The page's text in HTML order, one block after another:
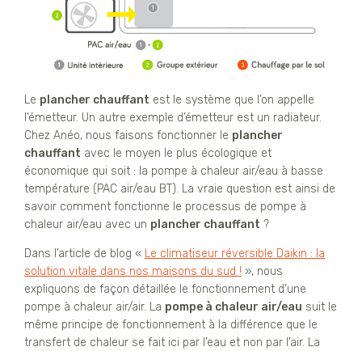
Le plancher chauffant est le système que l’on appelle
l’émetteur. Un autre exemple d’émetteur est un radiateur.
Chez Anéo, nous faisons fonctionner le plancher
chauffant avec le moyen le plus écologique et
économique qui soit : la pompe à chaleur air/eau à basse
température (PAC air/eau BT). La vraie question est ainsi de
savoir comment fonctionne le processus de pompe à
chaleur air/eau avec un plancher chauffant ?
Dans l’article de blog « Le climatiseur réversible Daikin : la
solution vitale dans nos maisons du sud ! », nous
expliquons de façon détaillée le fonctionnement d’une
pompe à chaleur air/air. La pompe à chaleur air/eau suit le
même principe de fonctionnement à la différence que le
transfert de chaleur se fait ici par l’eau et non par l’air. La